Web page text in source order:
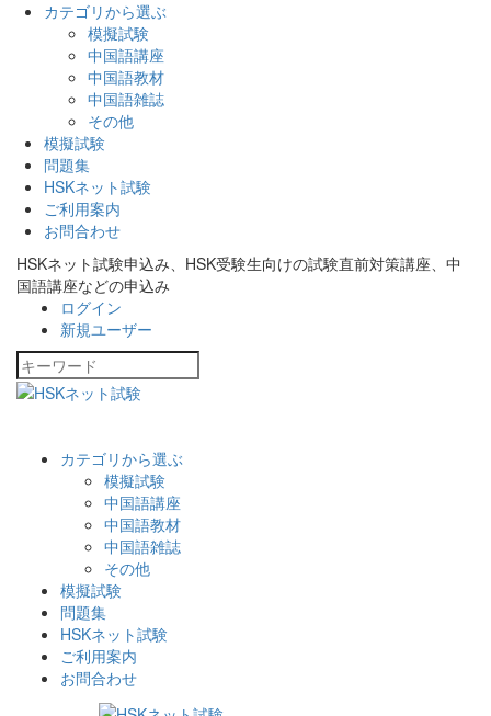
カテゴリから選ぶ
模擬試験
中国語講座
中国語教材
中国語雑誌
その他
模擬試験
問題集
HSKネット試験
ご利用案内
お問合わせ
HSKネット試験申込み、HSK受験生向けの試験直前対策講座、中
国語講座などの申込み
ログイン
新規ユーザー
カテゴリから選ぶ
模擬試験
中国語講座
中国語教材
中国語雑誌
その他
模擬試験
問題集
HSKネット試験
ご利用案内
お問合わせ